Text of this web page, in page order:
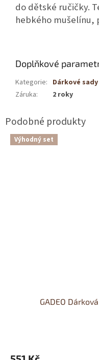
do dětské ručičky.
hebkého mušelínu,
Doplňkové
Kategorie: Dárkové sady
Záruka: 2 roky
Výhodný set
GADEO